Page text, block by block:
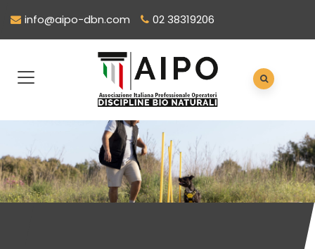
info@aipo-dbn.com 02 38319206